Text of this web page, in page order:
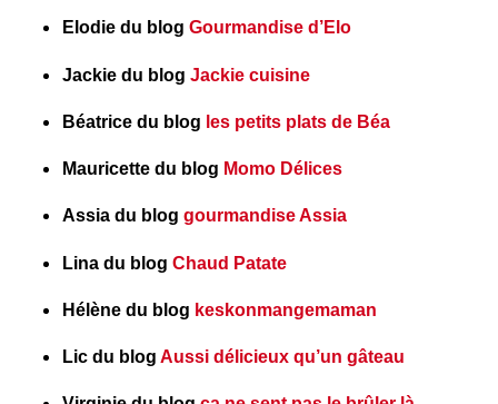
Elodie du blog Gourmandise d’Elo
Jackie du blog Jackie cuisine
Béatrice du blog les petits plats de Béa
Mauricette du blog Momo Délices
Assia du blog gourmandise Assia
Lina du blog Chaud Patate
Hélène du blog keskonmangemaman
Lic du blog Aussi délicieux qu’un gâteau